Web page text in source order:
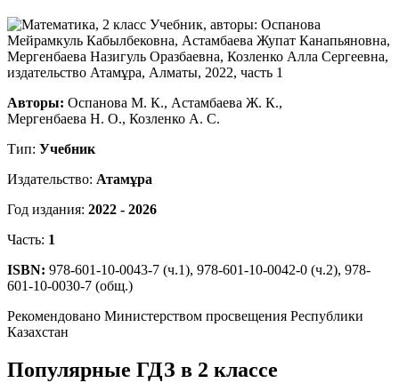
Авторы: Оспанова М. К., Астамбаева Ж. К.,
Мергенбаева Н. О., Козленко А. С.
Тип: Учебник
Издательство: Атамұра
Год издания: 2022 - 2026
Часть: 1
ISBN: 978-601-10-0043-7 (ч.1), 978-601-10-0042-0 (ч.2), 978-
601-10-0030-7 (общ.)
Рекомендовано Министерством просвещения Республики
Казахстан
Популярные ГДЗ в 2 классе